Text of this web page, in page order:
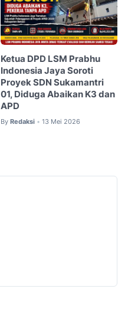
Ketua DPD LSM Prabhu
Indonesia Jaya Soroti
Proyek SDN Sukamantri
01, Diduga Abaikan K3 dan
APD
By Redaksi • 13 Mei 2026